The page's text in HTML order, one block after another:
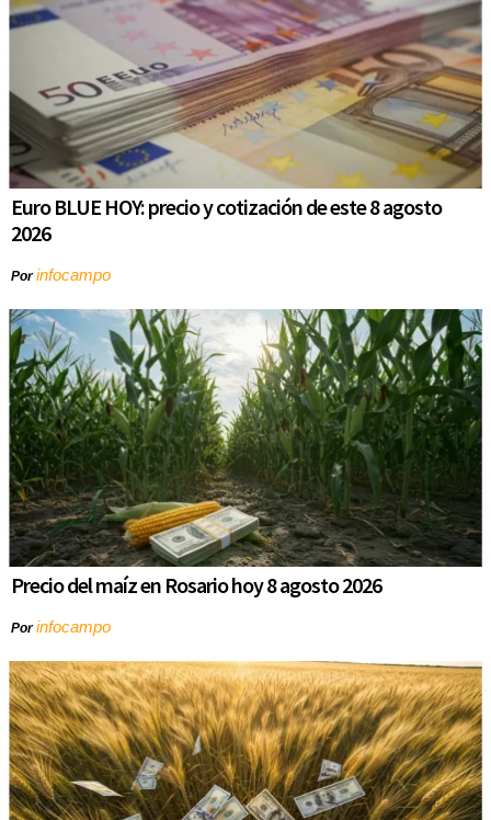
Euro BLUE HOY: precio y cotización de este 8 agosto
2026
Porinfocampo
Precio del maíz en Rosario hoy 8 agosto 2026
Porinfocampo